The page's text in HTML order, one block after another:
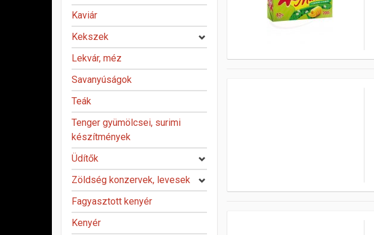
Kaviár
Kekszek
Lekvár, méz
Savanyúságok
Teák
Tenger gyümölcsei, surimi
készítmények
Üdítők
Zöldség konzervek, levesek
Fagyasztott kenyér
Kenyér